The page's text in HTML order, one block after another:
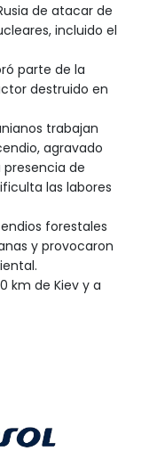
de atacar de
incluido el
parte de la
destruido en
trabajan
agravado
de
las labores
forestales
y provocaron
km de Kiev y a